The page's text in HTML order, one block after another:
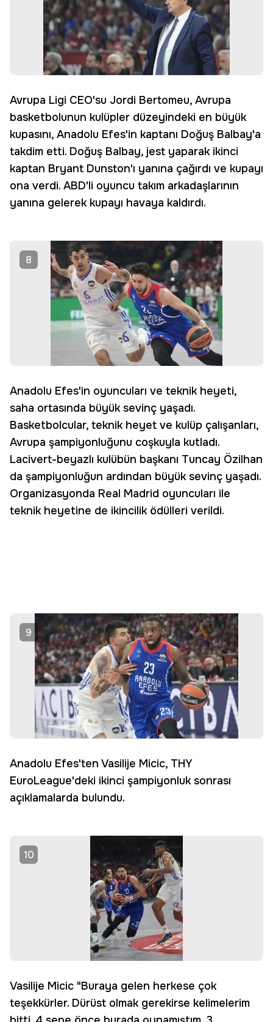
Avrupa Ligi CEO'su Jordi Bertomeu, Avrupa
basketbolunun kulüpler düzeyindeki en büyük
kupasını, Anadolu Efes'in kaptanı Doğuş Balbay'a
takdim etti. Doğuş Balbay, jest yaparak ikinci
kaptan Bryant Dunston'ı yanına çağırdı ve kupayı
ona verdi. ABD'li oyuncu takım arkadaşlarının
yanına gelerek kupayı havaya kaldırdı.
8
Anadolu Efes'in oyuncuları ve teknik heyeti,
saha ortasında büyük sevinç yaşadı.
Basketbolcular, teknik heyet ve kulüp çalışanları,
Avrupa şampiyonluğunu coşkuyla kutladı.
Lacivert-beyazlı kulübün başkanı Tuncay Özilhan
da şampiyonluğun ardından büyük sevinç yaşadı.
Organizasyonda Real Madrid oyuncuları ile
teknik heyetine de ikincilik ödülleri verildi.
9
Anadolu Efes'ten Vasilije Micic, THY
EuroLeague'deki ikinci şampiyonluk sonrası
açıklamalarda bulundu.
10
Vasilije Micic "Buraya gelen herkese çok
teşekkürler. Dürüst olmak gerekirse kelimelerim